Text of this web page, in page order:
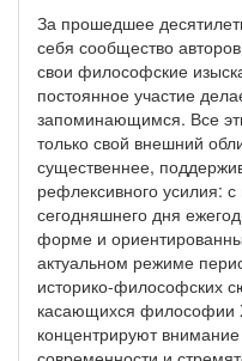
За прошедшее
себя сообщество
свои философские
постоянное участие
запоминающимся. Все
только свой внешний
существеннее,
рефлексивного усилия:
сегодняшнего дня
форме и
актуальном режиме
историко-философских
касающихся философии
концентрируют